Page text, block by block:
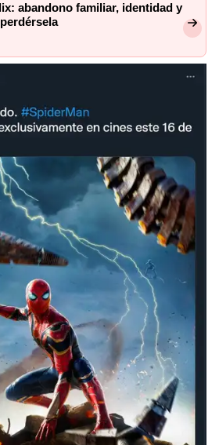
abandono familiar, identidad y